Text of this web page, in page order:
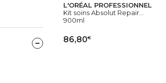
L'ORÉAL PROFESSIONNEL
Kit soins Absolut Repair...
900ml
86,80€